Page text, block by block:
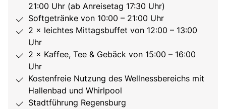
21:00 Uhr (ab Anreisetag 17:30 Uhr)
Softgetränke von 10:00 – 21:00 Uhr
2 × leichtes Mittagsbuffet von 12:00 – 13:00
Uhr
2 × Kaffee, Tee & Gebäck von 15:00 – 16:00
Uhr
Kostenfreie Nutzung des Wellnessbereichs mit
Hallenbad und Whirlpool
Stadtführung Regensburg